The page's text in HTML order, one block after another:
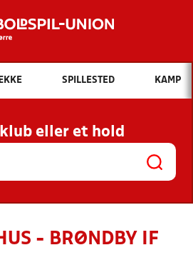
Hvad vil du søge efter?
INDHOLD OG NYHEDER
KLUBBER OG
HOLD
SPILLESTED KAMP
klub eller et hold
- BRØNDBY IF